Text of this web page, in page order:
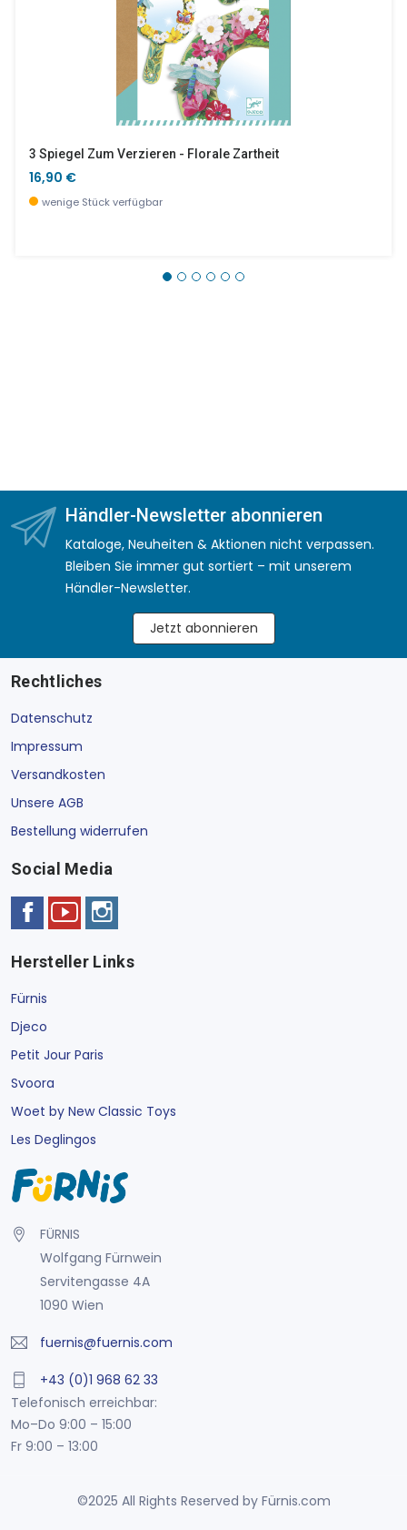
3 Spiegel Zum Verzieren - Florale Zartheit
16,90 €
wenige Stück verfügbar
Händler-Newsletter abonnieren
Kataloge, Neuheiten & Aktionen nicht verpassen.
Bleiben Sie immer gut sortiert – mit unserem
Händler-Newsletter.
Jetzt abonnieren
Rechtliches
Datenschutz
Impressum
Versandkosten
Unsere AGB
Bestellung widerrufen
Social Media
Hersteller Links
Fürnis
Djeco
Petit Jour Paris
Svoora
Woet by New Classic Toys
Les Deglingos
FÜRNIS
Wolfgang Fürnwein
Servitengasse 4A
1090 Wien
fuernis@fuernis.com
+43 (0)1 968 62 33
Telefonisch erreichbar:
Mo–Do 9:00 – 15:00
Fr 9:00 – 13:00
©2025 All Rights Reserved by Fürnis.com